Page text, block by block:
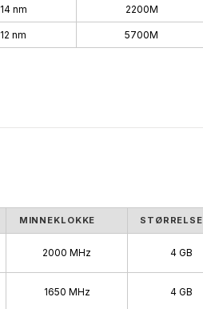
14 nm 2200M
12 nm 5700M
MINNEKLOKKE STØRRELSE
2000 MHz 4 GB
1650 MHz 4 GB